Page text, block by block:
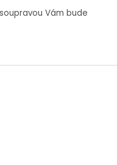
Vám bude